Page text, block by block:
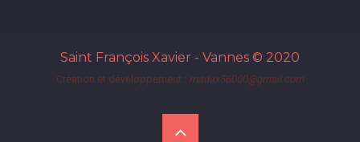
Saint François Xavier - Vannes © 2020
Création et développement : madax56000@gmail.com